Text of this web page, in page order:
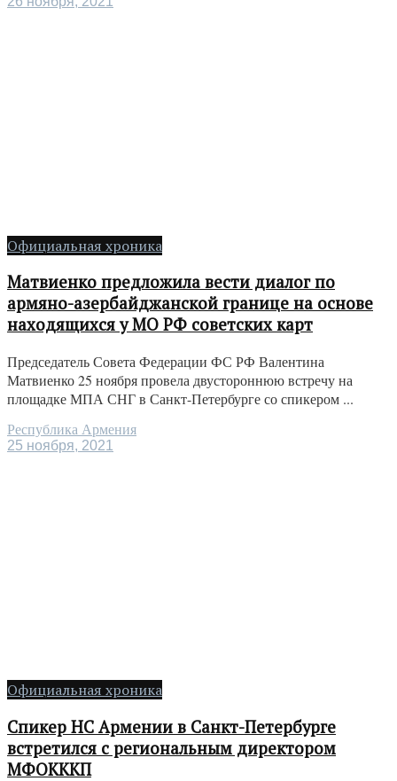
Официальная хроника
Матвиенко предложила вести диалог по
армяно-азербайджанской границе на основе
находящихся у МО РФ советских карт
Председатель Совета Федерации ФС РФ Валентина
Матвиенко 25 ноября провела двустороннюю встречу на
площадке МПА СНГ в Санкт-Петербурге со спикером ...
Республика Армения
25 ноября, 2021
Официальная хроника
Спикер НС Армении в Санкт-Петербурге
встретился с региональным директором
МФОКККП